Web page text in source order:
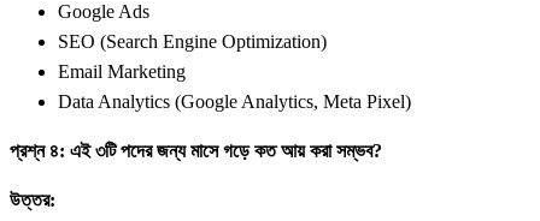
Google Ads
SEO (Search Engine Optimization)
Email Marketing
Data Analytics (Google Analytics, Meta Pixel)
প্রশ্ন ৪: এই ৩টি পদের জন্য মাসে গড়ে কত আয় করা সম্ভব?
উত্তর: